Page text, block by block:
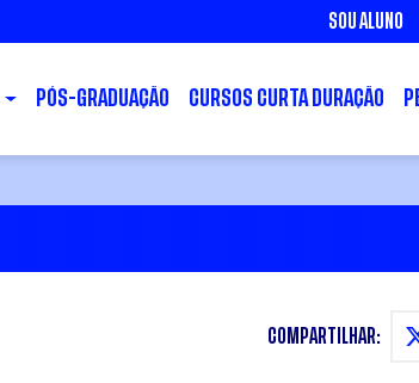
SOU ALUNO
PÓS-GRADUAÇÃO CURSOS CURTA DURAÇÃO
COMPARTILHAR: